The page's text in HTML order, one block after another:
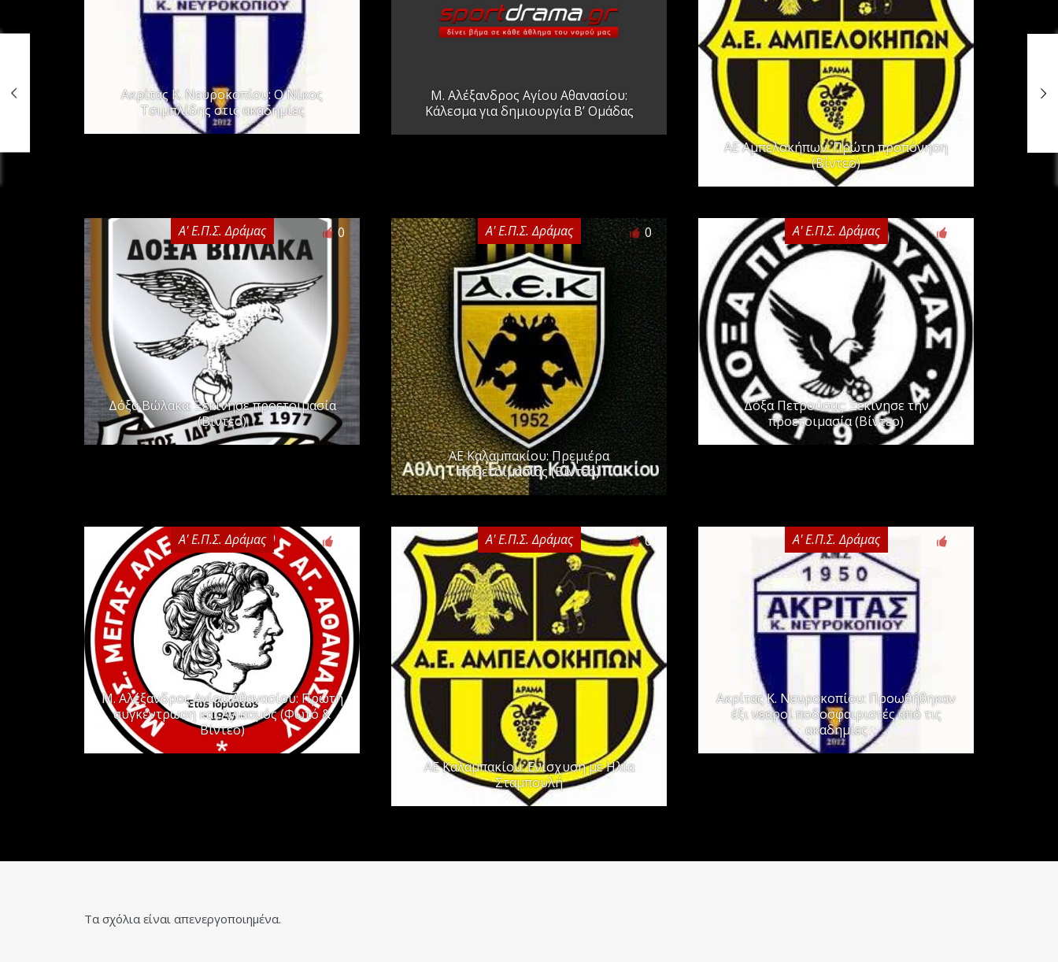
Ακρίτας Κ. Νευροκοπίου: Ο Νίκος
Τσιμπλίδης στις ακαδημίες
Μ. Αλέξανδρος Αγίου Αθανασίου:
Κάλεσμα για δημιουργία Β’ Ομάδας
ΑΕ Αμπελοκήπων: Πρώτη προπόνηση
(Βίντεο)
Α' Ε.Π.Σ. Δράμας 0
Δόξα Βώλακα: Ξεκίνησε προετοιμασία
(Βίντεο)
Α' Ε.Π.Σ. Δράμας 0
ΑΕ Καλαμπακίου: Πρεμιέρα
προετοιμασίας (Βίντεο)
Α' Ε.Π.Σ. Δράμας
Δόξα Πετρούσας: Ξεκίνησε την
προετοιμασία (Βίντεο)
Α' Ε.Π.Σ. Δράμας
Μ. Αλέξανδρος Αγίου Αθανασίου: Πρώτη
συγκέντρωση και Αγιασμός (Φωτό &
Βίντεο)
Α' Ε.Π.Σ. Δράμας 0
ΑΕ Καλαμπακίου: Ενίσχυση με Ηλία
Σταμπουλή
Α' Ε.Π.Σ. Δράμας
Ακρίτας Κ. Νευροκοπίου: Προωθήθηκαν
έξι νεαροί ποδοσφαιριστές από τις
ακαδημίες
Τα σχόλια είναι απενεργοποιημένα.